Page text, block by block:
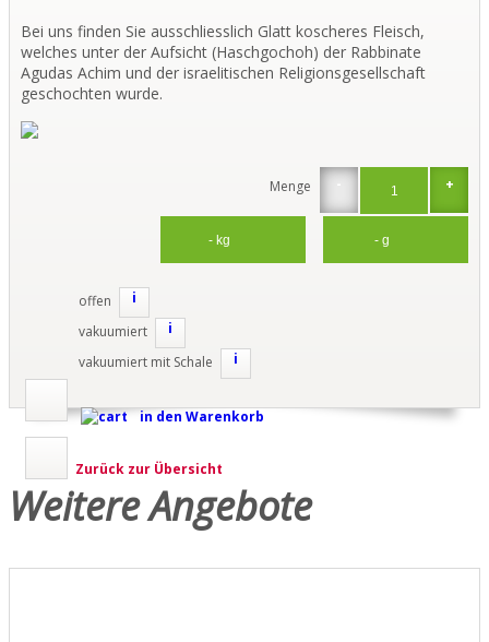
Bei uns finden Sie ausschliesslich Glatt koscheres Fleisch,
welches unter der Aufsicht (Haschgochoh) der Rabbinate
Agudas Achim und der israelitischen Religionsgesellschaft
geschochten wurde.
- +
Menge
offen
i
vakuumiert
i
vakuumiert mit Schale
i
in den Warenkorb
Zurück zur Übersicht
Weitere Angebote